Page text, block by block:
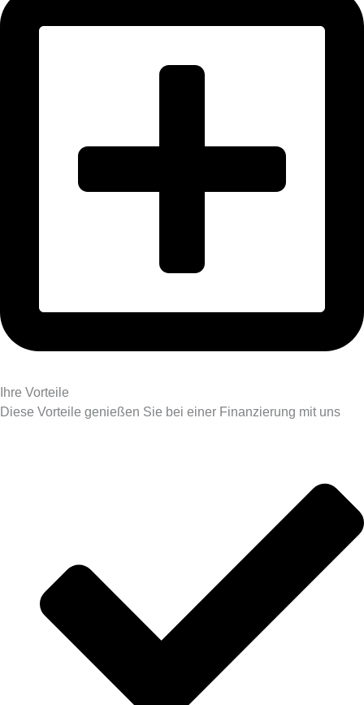
Ihre Vorteile
Diese Vorteile genießen Sie bei einer Finanzierung mit uns